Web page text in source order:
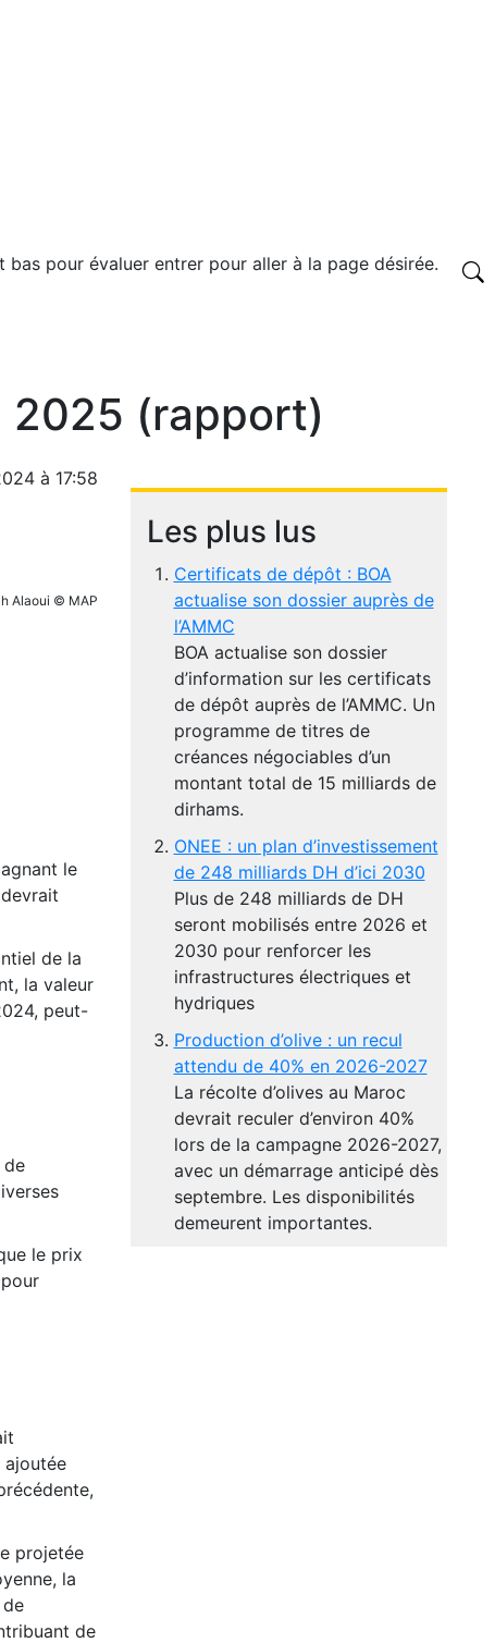
pour évaluer entrer pour aller à la page désirée.
2025 (rapport)
à 17:58
Alaoui © MAP
le
de la
la valeur
peut-
de
le prix
ajoutée
projetée
la
de
Les plus lus
Certificats de dépôt : BOA
actualise son dossier auprès de
l’AMMC
BOA actualise son dossier
d’information sur les certificats
de dépôt auprès de l’AMMC. Un
programme de titres de
créances négociables d’un
montant total de 15 milliards de
dirhams.
ONEE : un plan d’investissement
de 248 milliards DH d’ici 2030
Plus de 248 milliards de DH
seront mobilisés entre 2026 et
2030 pour renforcer les
infrastructures électriques et
hydriques
Production d’olive : un recul
attendu de 40% en 2026-2027
La récolte d’olives au Maroc
devrait reculer d’environ 40%
lors de la campagne 2026-2027,
avec un démarrage anticipé dès
septembre. Les disponibilités
demeurent importantes.